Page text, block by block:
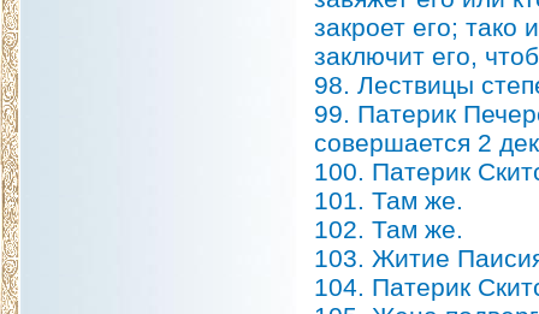
закроет его;
заключит его,
98. Лествицы
99. Патерик
совершается 2
100. Патерик
101. Там же.
102. Там же.
103. Житие
104. Патерик